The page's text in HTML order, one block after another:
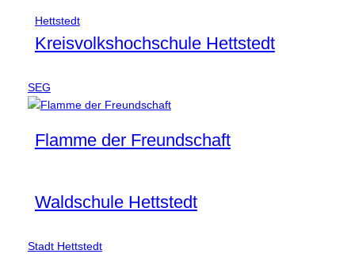
Hettstedt
Kreisvolkshochschule Hettstedt
SEG
Flamme der Freundschaft
Waldschule Hettstedt
Stadt Hettstedt